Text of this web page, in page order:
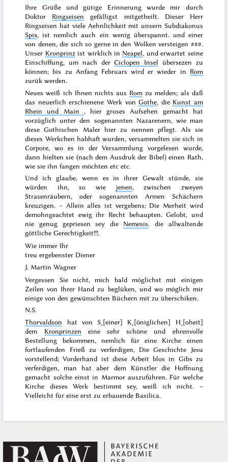
Ihre Grüße und gütige Erinnerung wurde mir durch
Doktor Ringseisen gefälligst mitgetheilt. Dieser Herr
Ringseisen hat viele Aehnlichkeit mit unsern Subdiakonus
Spix, ist nemlich auch ein wenig überspannt. und einer
von denen, die sich so gerne in den Wolken versteigen ###.
Unser Kronprinzist wirklich in Neapel, und erwartet seine
Einschiffung, um nach derCiclopen Insel übersezen zu
können; bis zu Anfang Februars wird er wieder in Rom
zurükwerden.
Neues weiß ich Ihnen nichts aus Rom zu melden; als daß
das neuerlich erschienene Werk vonGothe, die Kunst am
Rhein und Main , hier groses Aufsehen gemacht hat
vorzüglich unter den sogenannten Nazarenern, wie man
diese Gothischen Maler hier zu nennen pflegt. Als sie
dieses Werkchen habhaft wurden, versammelten sie sich in
Corpore, wo es in der Versammlung vorgelesen wurde,
dann hielten sie (nach dem Ausdruk der Bibel) einen Rath,
wie sie ihn fangen möchten etc etc.
Und ich glaube, wenn es in ihrer Gewalt stünde, sie
würden ihn, so wie jenen, zwischen zweyen
Strasenräubern, oder sogenannten Armen Schächern
kreuzigen. – Allein alles ist vergebens; Die Merheit wird
demohngeachtet ewig ihr Recht behaupten. Gelobt, und
nie genug gepriesen sey die Nemesis. die allwaltende
göttliche Gerechtigkeit!!!.
Wie immer Ihr
treu ergebenster Diener
J. Martin Wagner
Vergessen Sie nicht, mich bald möglichst mit einigen
Zeilen von Ihrer Hand zu beglüken, und wo möglich mir
einige von den gewünschten Büchern mit zu überschiken.
N.S.
Thorvaldson hat von S˖[einer] K˖[öniglichen] H˖[oheit]
dem Kronprinzen eine sehr schöne und ehrenvolle
Bestellung bekommen, nemlich für eine Kirche einen
fortlaufenden Frieß zu verferdigen, Die Geschichte Jesu
vorstellend; Vorderhand ist diese Arbeit blos in Gibs zu
verferdigen, man hat aber dem Künstler die Hoffnung
gemacht solche einst in Marmor auszuführen. Für welche
Kirche dieses Werk bestimmt sey, weiß ich nicht. –
Vielleicht für eine erst zu erbauende Basilica.